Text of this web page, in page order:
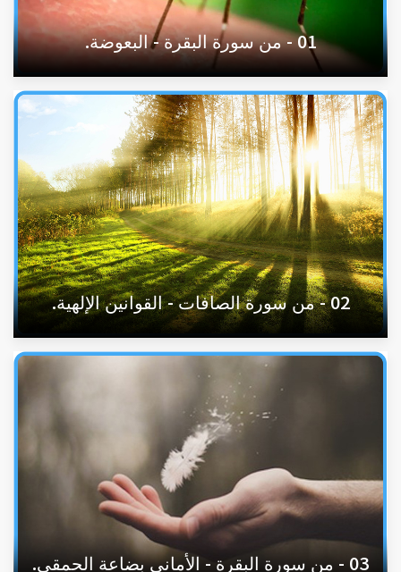
01 - من سورة البقرة - البعوضة.
02 - من سورة الصافات - القوانين الإلهية.
03 - من سورة البقرة - الأماني بضاعة الحمقى.